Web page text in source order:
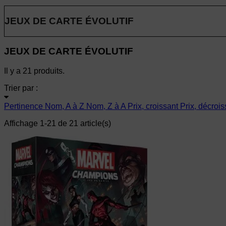
JEUX DE CARTE ÉVOLUTIF
JEUX DE CARTE ÉVOLUTIF
Il y a 21 produits.
Trier par :
Pertinence Nom, A à Z Nom, Z à A Prix, croissant Prix,
Affichage 1-21 de 21 article(s)